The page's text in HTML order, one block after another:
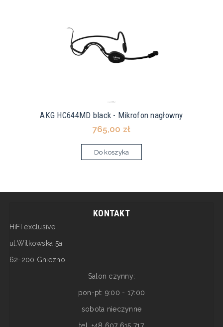
AKG HC644MD black - Mikrofon nagłowny
765,00 zł
Do koszyka
KONTAKT
HiFI exclusive
ul.Witkowska 5a
62-200 Gniezno
Salon czynny:
pon-pt: 9:00 - 17:00
sobota nieczynne